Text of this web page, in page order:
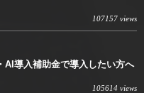
107157 views
AI導入補助金で導入したい方へ
105614 views